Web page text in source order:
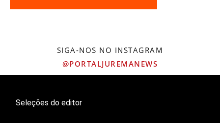
SIGA-NOS NO INSTAGRAM
@PORTALJUREMANEWS
Seleções do editor